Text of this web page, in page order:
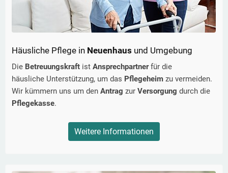
Häusliche Pflege in Neuenhaus und Umgebung
Die Betreuungskraft ist Ansprechpartnerfür die
häusliche Unterstützung, um das Pflegeheim zu vermeiden.
Wir kümmern uns um den Antrag zur Versorgung durch die
Pflegekasse.
Weitere Informationen